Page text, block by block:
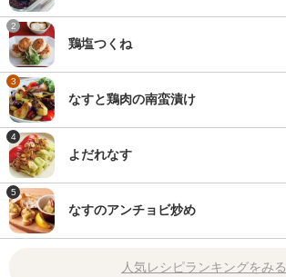
2
鶏塩つくね
3
なすと鶏肉の南蛮漬け
4
よだれなす
5
なすのアンチョビ炒め
人気レシピランキングをみる